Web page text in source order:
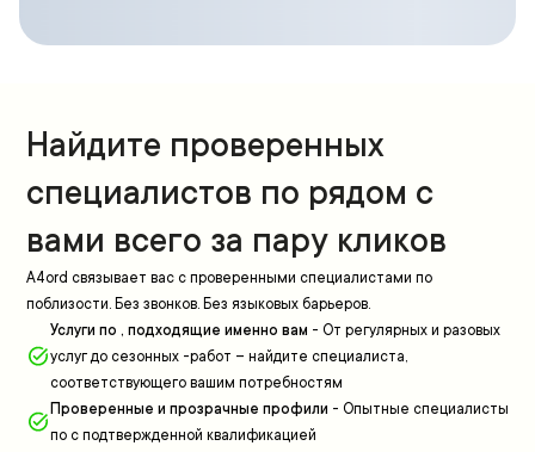
Найдите проверенных
специалистов по рядом с
вами всего за пару кликов
A4ord связывает вас с проверенными специалистами по
поблизости. Без звонков. Без языковых барьеров.
Услуги по , подходящие именно вам - От регулярных и разовых
услуг до сезонных -работ – найдите специалиста,
соответствующего вашим потребностям
Проверенные и прозрачные профили - Опытные специалисты
по с подтвержденной квалификацией